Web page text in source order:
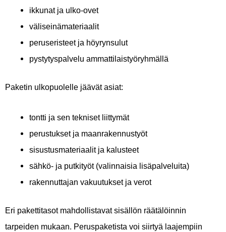
ikkunat ja ulko-ovet
väliseinämateriaalit
peruseristeet ja höyrynsulut
pystytyspalvelu ammattilaistyöryhmällä
Paketin ulkopuolelle jäävät asiat:
tontti ja sen tekniset liittymät
perustukset ja maanrakennustyöt
sisustusmateriaalit ja kalusteet
sähkö- ja putkityöt (valinnaisia lisäpalveluita)
rakennuttajan vakuutukset ja verot
Eri pakettitasot mahdollistavat sisällön räätälöinnin
tarpeiden mukaan. Peruspaketista voi siirtyä laajempiin